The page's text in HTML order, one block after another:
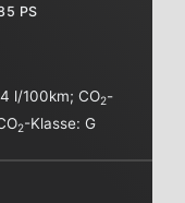
PS
l/100km;CO2-
2-Klasse:G